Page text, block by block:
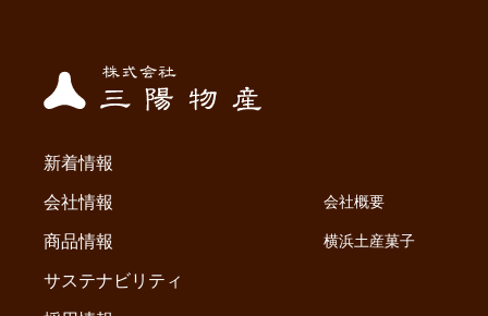
新着情報
会社情報 会社概要
商品情報 横浜土産菓子
サステナビリティ